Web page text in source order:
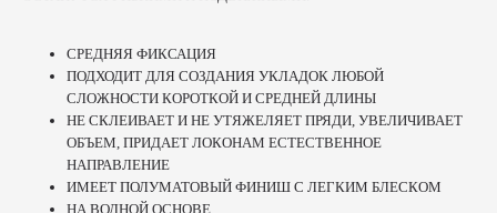
СРЕДНЯЯ ФИКСАЦИЯ
ПОДХОДИТ ДЛЯ СОЗДАНИЯ УКЛАДОК ЛЮБОЙ
СЛОЖНОСТИ КОРОТКОЙ И СРЕДНЕЙ ДЛИНЫ
НЕ СКЛЕИВАЕТ И НЕ УТЯЖЕЛЯЕТ ПРЯДИ, УВЕЛИЧИВАЕТ
ОБЪЕМ, ПРИДАЕТ ЛОКОНАМ ЕСТЕСТВЕННОЕ
НАПРАВЛЕНИЕ
ИМЕЕТ ПОЛУМАТОВЫЙ ФИНИШ С ЛЕГКИМ БЛЕСКОМ
НА ВОДНОЙ ОСНОВЕ